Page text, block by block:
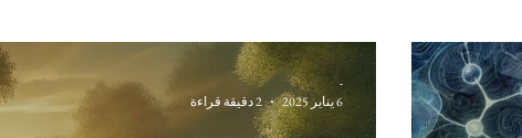
-
6 يناير 2025
2 دقيقة قراءة